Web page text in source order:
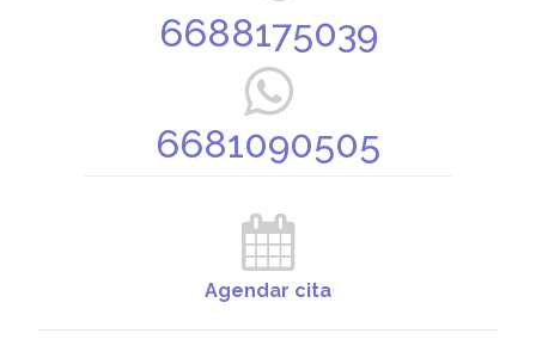
6688175039
6681090505
Agendar cita